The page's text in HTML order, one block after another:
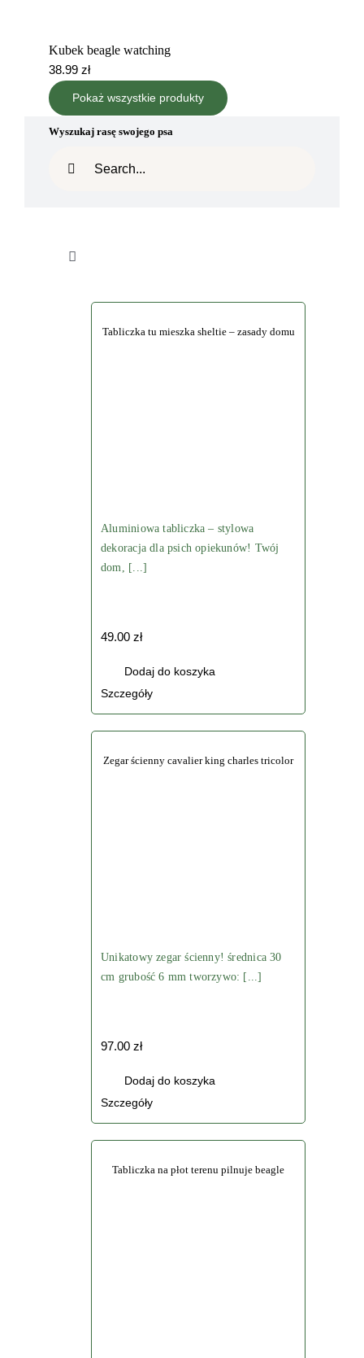
Kubek beagle watching
38.99 zł
Pokaż wszystkie produkty
Wyszukaj rasę swojego psa
Toggle
KOSZULKI
AKCESORIA
TORBY
Tabliczka tu mieszka sheltie – zasady domu
Aluminiowa tabliczka – stylowa
dekoracja dla psich opiekunów! Twój
dom, [...]
49.00zł
Dodaj do koszyka
Szczegóły
Zegar ścienny cavalier king charles tricolor
Unikatowy zegar ścienny! średnica 30
cm grubość 6 mm tworzywo: [...]
97.00zł
Dodaj do koszyka
Szczegóły
Tabliczka na płot terenu pilnuje beagle